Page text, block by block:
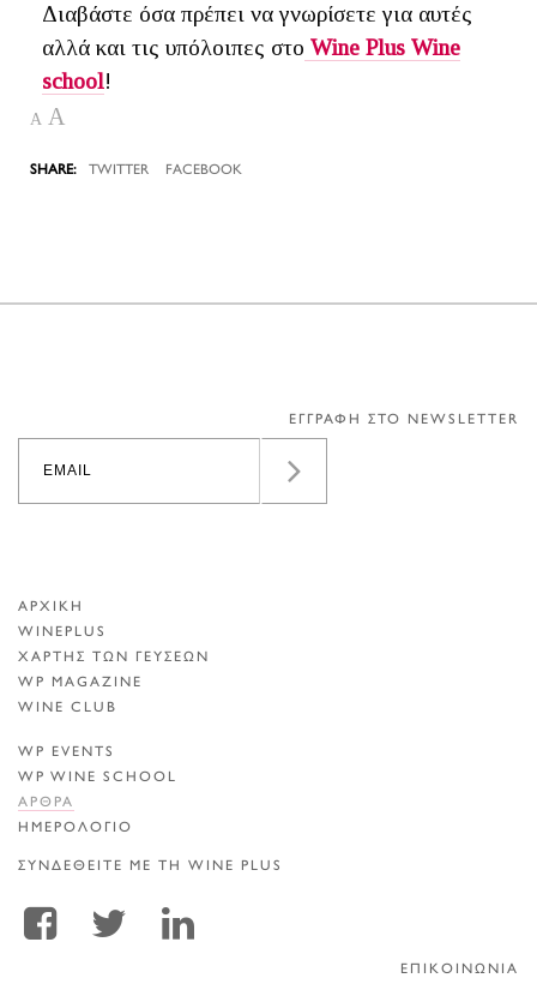
Διαβάστε όσα πρέπει να γνωρίσετε για αυτές
αλλά και τις υπόλοιπες στο Wine Plus Wine
school!
A A
TWITTER FACEBOOK
ΕΓΓΡΑΦΗ ΣΤΟ NEWSLETTER
ΑΡΧΙΚΗ
WINEPLUS
ΧΑΡΤΗΣ ΤΩΝ ΓΕΥΣΕΩΝ
WP MAGAZINE
WINE CLUB
WP EVENTS
WP WINE SCHOOL
ΑΡΘΡΑ
ΗΜΕΡΟΛΟΓΙΟ
ΣΥΝΔΕΘΕΙΤΕ ΜΕ ΤΗ WINE PLUS
ΕΠΙΚΟΙΝΩΝΙΑ